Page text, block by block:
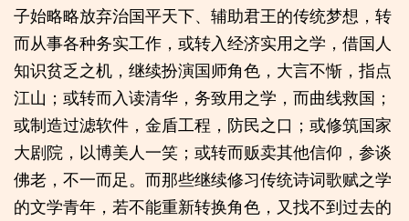
子始略略放弃治国平天下、辅助君王的传统梦想，转
而从事各种务实工作，或转入经济实用之学，借国人
知识贫乏之机，继续扮演国师角色，大言不惭，指点
江山；或转而入读清华，务致用之学，而曲线救国；
或制造过滤软件，金盾工程，防民之口；或修筑国家
大剧院，以博美人一笑；或转而贩卖其他信仰，参谈
佛老，不一而足。而那些继续修习传统诗词歌赋之学
的文学青年，若不能重新转换角色，又找不到过去的